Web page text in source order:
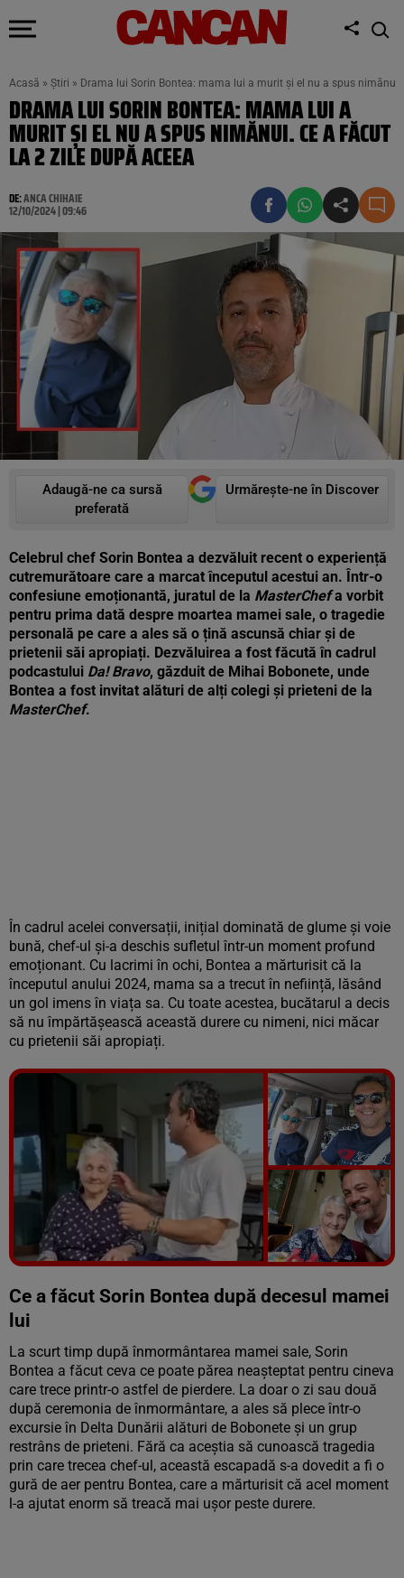
Acasă » Știri » Drama lui Sorin Bontea: mama lui a murit și el nu a spus
DRAMA LUI SORIN BONTEA: MAMA LUI A
MURIT ȘI EL NU A SPUS NIMĂNUI. CE A FĂCUT
LA 2 ZILE DUPĂ ACEEA
DE:ANCA CHIHAIE
12/10/2024 | 09:46
Adaugă-ne ca sursă
preferată
Urmărește-ne în Discover
Celebrul chef Sorin Bontea a dezvăluit recent o experiență
cutremurătoare care a marcat începutul acestui an. Într-o
confesiune emoționantă, juratul de la MasterChefa vorbit
pentru prima dată despre moartea mamei sale, o tragedie
personală pe care a ales să o țină ascunsă chiar și de
prietenii săi apropiați. Dezvăluirea a fost făcută în cadrul
podcastului Da! Bravo, găzduit de Mihai Bobonete, unde
Bontea a fost invitat alături de alți colegi și prieteni de la
MasterChef.
În cadrul acelei conversații, inițial dominată de glume și voie
bună, chef-ul și-a deschis sufletul într-un moment profund
emoționant. Cu lacrimi în ochi, Bontea a mărturisit că la
începutul anului 2024, mama sa a trecut în neființă, lăsând
un gol imens în viața sa. Cu toate acestea, bucătarul a decis
să nu împărtășească această durere cu nimeni, nici măcar
cu prietenii săi apropiați.
Vezi galeria foto
3 poze
Ce a făcut Sorin Bontea după decesul mamei
lui
La scurt timp după înmormântarea mamei sale, Sorin
Bontea a făcut ceva ce poate părea neașteptat pentru cineva
care trece printr-o astfel de pierdere. La doar o zi sau două
după ceremonia de înmormântare, a ales să plece într-o
excursie în Delta Dunării alături de Bobonete și un grup
restrâns de prieteni. Fără ca aceștia să cunoască tragedia
prin care trecea chef-ul, această escapadă s-a dovedit a fi o
gură de aer pentru Bontea, care a mărturisit că acel moment
l-a ajutat enorm să treacă mai ușor peste durere.